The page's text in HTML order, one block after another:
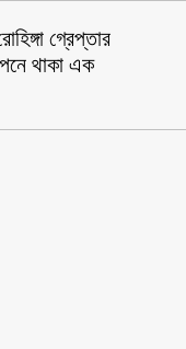
গ্রেপ্তার
থাকা এক